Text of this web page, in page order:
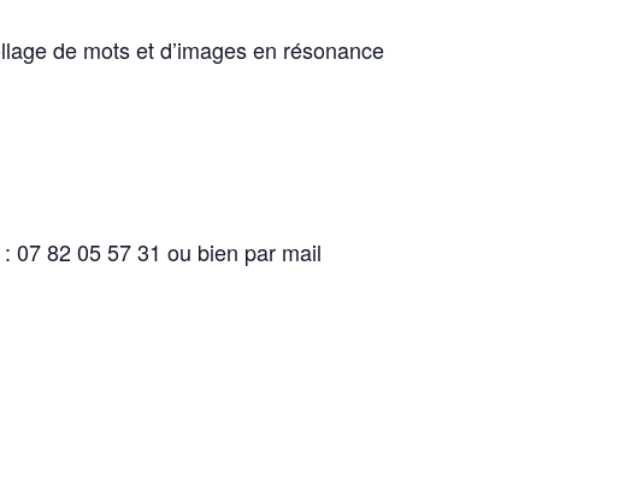
de mots et d’images en résonance
07 82 05 57 31 ou bien par mail